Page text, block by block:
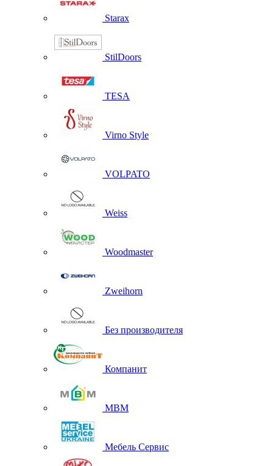
Starax
StilDoors
TESA
Virno Style
VOLPATO
Weiss
Woodmaster
Zweihorn
Без производителя
Компанит
МВМ
Мебель Сервис